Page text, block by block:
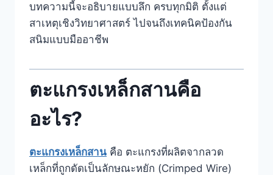
บทความนี้จะอธิบายแบบลึก ครบทุกมิติ ตั้งแต่
สาเหตุเชิงวิทยาศาสตร์ ไปจนถึงเทคนิคป้องกัน
สนิมแบบมืออาชีพ
ตะแกรงเหล็กสานคือ
อะไร?
ตะแกรงเหล็กสาน คือ ตะแกรงที่ผลิตจากลวด
เหล็กที่ถูกดัดเป็นลักษณะหยัก (Crimped Wire)